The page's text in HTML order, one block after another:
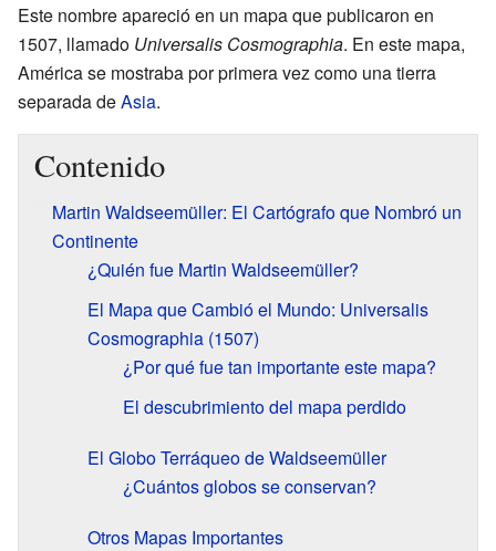
Este nombre apareció en un mapa que publicaron en
1507, llamado Universalis Cosmographia. En este mapa,
América se mostraba por primera vez como una tierra
separada deAsia.
Contenido
Martin Waldseemüller: El Cartógrafo que Nombró un
Continente
¿Quién fue Martin Waldseemüller?
El Mapa que Cambió el Mundo: Universalis
Cosmographia (1507)
¿Por qué fue tan importante este mapa?
El descubrimiento del mapa perdido
El Globo Terráqueo de Waldseemüller
¿Cuántos globos se conservan?
Otros Mapas Importantes